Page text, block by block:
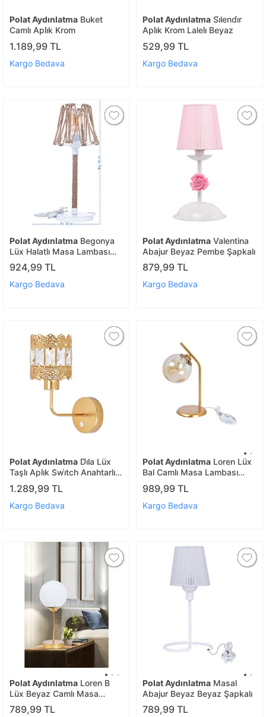
Polat Aydınlatma Buket
Camlı Apli̇k Krom
1.189,99 TL
Kargo Bedava
Polat Aydınlatma Si̇lendi̇r
Apli̇k Krom Laleli̇ Beyaz
529,99 TL
Kargo Bedava
Polat Aydınlatma Begonya
Lüx Halatlı Masa Lambası
Beyaz
924,99 TL
Kargo Bedava
Polat Aydınlatma Valentina
Abajur Beyaz Pembe Şapkalı
879,99 TL
Kargo Bedava
Polat Aydınlatma Di̇la Lüx
Taşlı Apli̇k Swi̇tch Anahtarlı
Gold
1.289,99 TL
Kargo Bedava
Polat Aydınlatma Loren Lüx
Bal Camlı Masa Lambası
Gold
989,99 TL
Kargo Bedava
Polat Aydınlatma Loren B
Lüx Beyaz Camlı Masa
Lambası Gold
789,99 TL
Polat Aydınlatma Masal
Abajur Beyaz Beyaz Şapkalı
789,99 TL